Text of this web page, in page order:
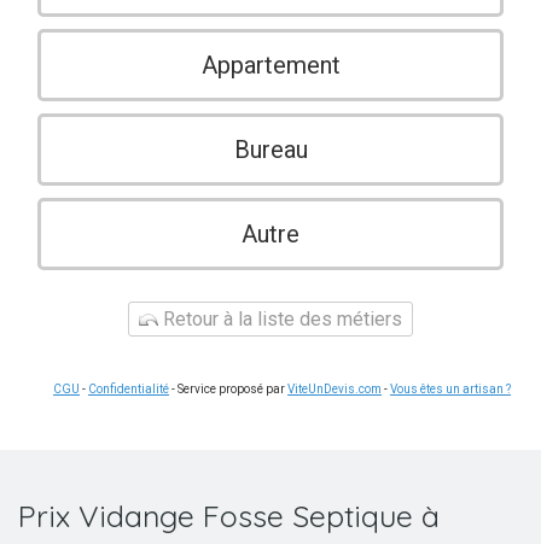
Appartement
Bureau
Autre
Retour à la liste des métiers
CGU - Confidentialité- Service proposé parViteUnDevis.com -Vous êtes un artisan ?
Prix Vidange Fosse Septique à